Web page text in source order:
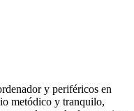
y periféricos en
metódico y tranquilo,